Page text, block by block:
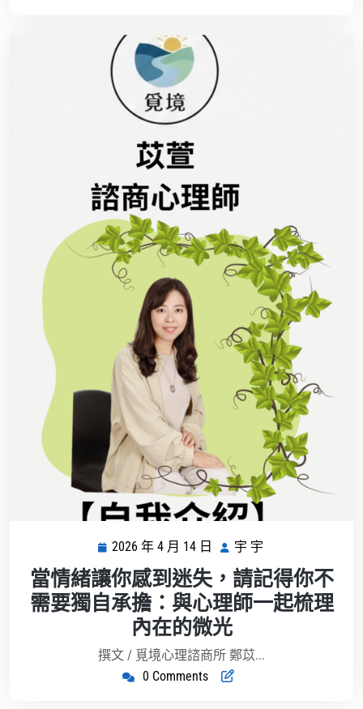
2026 年 4 月 14 日
2026
月
14
日
宇 宇
宇
當情緒讓你感到迷失，請記得你不
需要獨自承擔：與心理師一起梳理
內在的微光
撰文 / 覓境心理諮商所 鄭苡...
0 Comments